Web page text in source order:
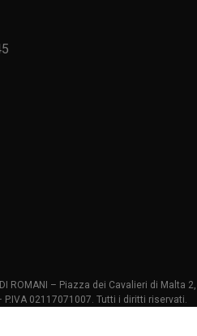
ROMANI – Piazza dei Cavalieri di Malta 2,
02117071007. Tutti i diritti riservati.